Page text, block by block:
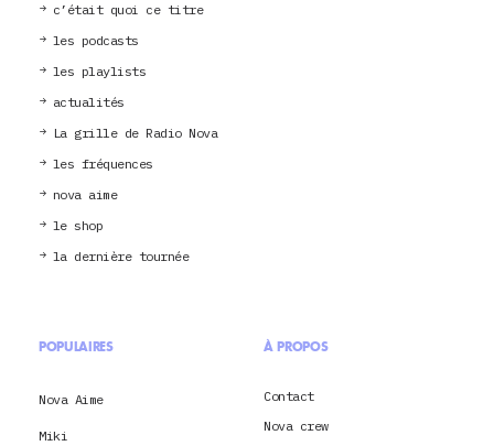
c’était quoi ce titre
les podcasts
les playlists
actualités
La grille de Radio Nova
les fréquences
nova aime
le shop
la dernière tournée
POPULAIRES
Nova Aime
Miki
À PROPOS
Contact
Nova crew